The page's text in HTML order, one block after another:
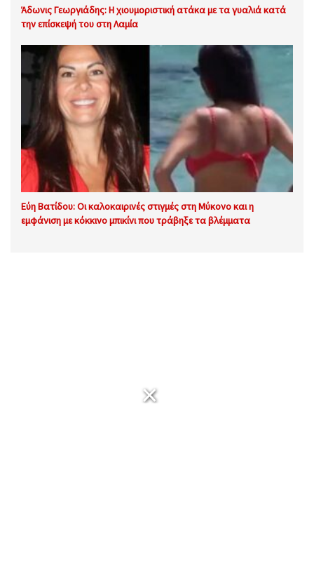
Άδωνις Γεωργιάδης: Η χιουμοριστική ατάκα με τα γυαλιά κατά
την επίσκεψή του στη Λαμία
Εύη Βατίδου: Οι καλοκαιρινές στιγμές στη Μύκονο και η
εμφάνιση με κόκκινο μπικίνι που τράβηξε τα βλέμματα